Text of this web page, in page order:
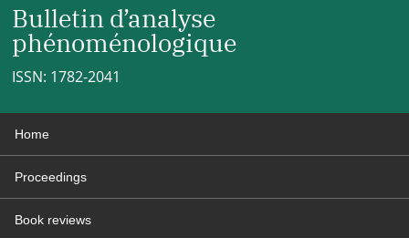
Bulletin d’analyse
phénoménologique
ISSN: 1782-2041
Home
Proceedings
Book reviews